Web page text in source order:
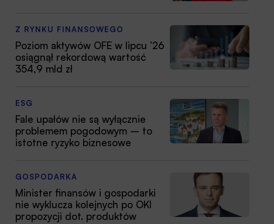
Z RYNKU FINANSOWEGO
Poziom aktywów OFE w lipcu ’26
osiągnął rekordową wartość
354,9 mld zł
ESG
Fale upałów nie są wyłącznie
problemem pogodowym – to
istotne ryzyko biznesowe
GOSPODARKA
Minister finansów i gospodarki
nie wyklucza kolejnych po OKI
propozycji dot. produktów